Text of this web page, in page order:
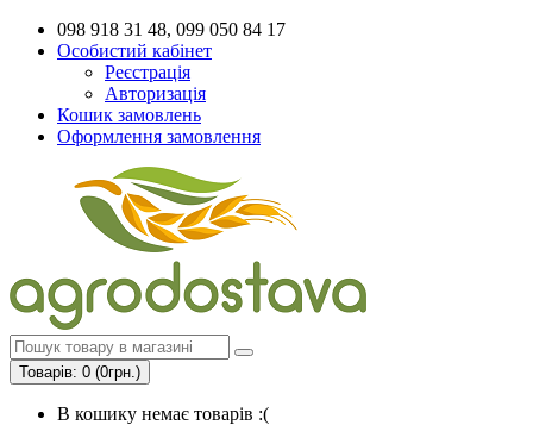
098 918 31 48, 099 050 84 17
Особистий кабінет
Реєстрація
Авторизація
Кошик замовлень
Оформлення замовлення
Товарів: 0 (0грн.)
В кошику немає товарів :(